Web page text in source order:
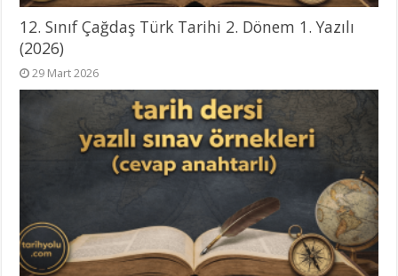
12. Sınıf Çağdaş Türk Tarihi 2. Dönem 1. Yazılı
(2026)
29 Mart 2026